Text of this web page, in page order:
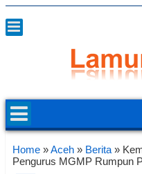
Home »Aceh » Berita »
Pengurus MGMP Rumpun